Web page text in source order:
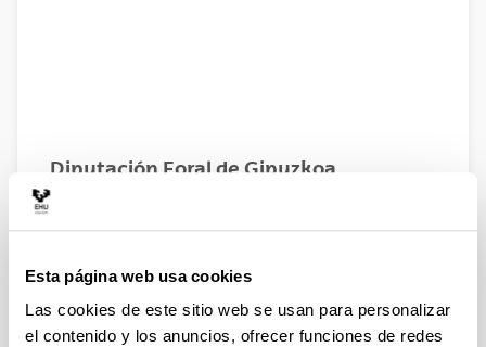
Esta página web usa cookies
Las cookies de este sitio web se usan para personalizar
el contenido y los anuncios, ofrecer funciones de redes
Diputación Foral de Gipuzkoa